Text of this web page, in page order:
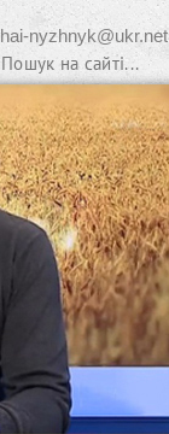
hai-nyzhnyk@ukr.net